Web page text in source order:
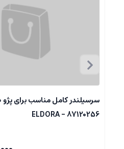
87120256 - ELDORA